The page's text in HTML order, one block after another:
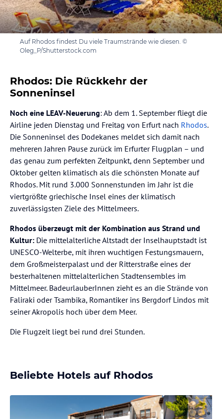
Auf Rhodos findest Du viele Traumstrände wie diesen. ©
Oleg_P/Shutterstock.com
Rhodos: Die Rückkehr der
Sonneninsel
Noch eine LEAV-Neuerung: Ab dem 1. September fliegt die
Airline jeden Dienstag und Freitag von Erfurt nach Rhodos.
Die Sonneninsel des Dodekanes meldet sich damit nach
mehreren Jahren Pause zurück im Erfurter Flugplan – und
das genau zum perfekten Zeitpunkt, denn September und
Oktober gelten klimatisch als die schönsten Monate auf
Rhodos. Mit rund 3.000 Sonnenstunden im Jahr ist die
viertgrößte griechische Insel eines der klimatisch
zuverlässigsten Ziele des Mittelmeers.
Rhodos überzeugt mit der Kombination aus Strand und
Kultur: Die mittelalterliche Altstadt der Inselhauptstadt ist
UNESCO-Welterbe, mit ihren wuchtigen Festungsmauern,
dem Großmeisterpalast und der Ritterstraße eines der
besterhaltenen mittelalterlichen Stadtensembles im
Mittelmeer. BadeurlauberInnen zieht es an die Strände von
Faliraki oder Tsambika, Romantiker ins Bergdorf Lindos mit
seiner Akropolis hoch über dem Meer.
Die Flugzeit liegt bei rund drei Stunden.
Beliebte Hotels auf Rhodos